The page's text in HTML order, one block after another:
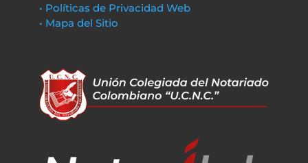
• Políticas de Privacidad Web
• Mapa del Sitio